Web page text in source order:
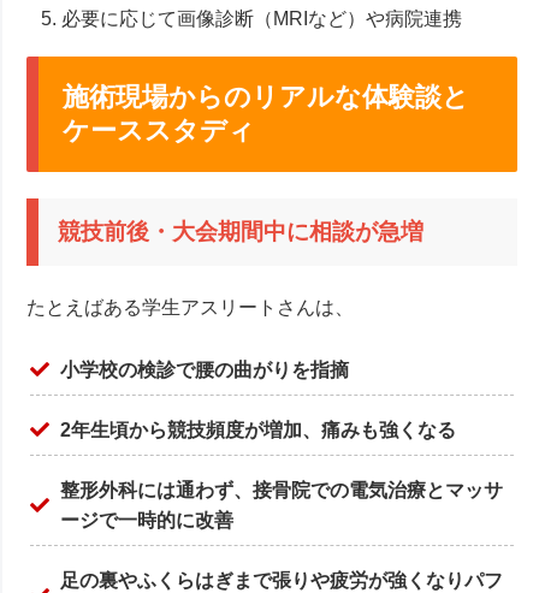
必要に応じて画像診断（MRIなど）や病院連携
施術現場からのリアルな体験談と
ケーススタディ
競技前後・大会期間中に相談が急増
たとえばある学生アスリートさんは、
小学校の検診で腰の曲がりを指摘
2年生頃から競技頻度が増加、痛みも強くなる
整形外科には通わず、接骨院での電気治療とマッサ
ージで一時的に改善
足の裏やふくらはぎまで張りや疲労が強くなりパフ